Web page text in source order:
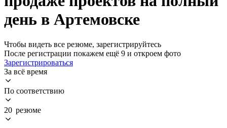
день в Артемовске
Чтобы видеть все резюме, зарегистрируйтесь
После регистрации покажем ещё 9 и откроем фото
Зарегистрироваться
За всё время
По соответствию
20 резюме